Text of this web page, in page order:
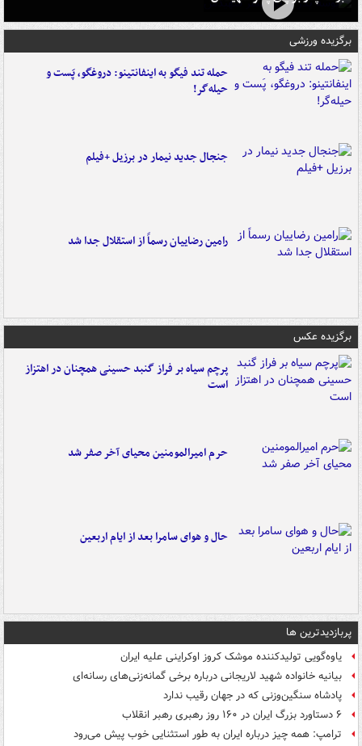
برگزیده ورزشی
حمله تند فیگو به اینفانتینو: دروغگو، پَست‌ و
حیله‌گر!
جنجال جدید نیمار در برزیل +فیلم
رامین رضاییان رسماً از استقلال جدا شد
برگزیده عکس
پرچم سیاه بر فراز گنبد حسینی همچنان در اهتزاز
است
حرم امیرالمومنین محیای آخر صفر شد
حال و هوای سامرا بعد از ایام اربعین
پربازدیدترین ها
یاوه‌گویی تولیدکننده موشک کروز اوکراینی علیه ایران
بیانیه خانواده شهید لاریجانی درباره برخی گمانه‌زنی‌های رسانه‌ای
پادشاه سنگین‌وزنی که در جهان رقیب ندارد
۶ دستاورد بزرگ ایران در ۱۶۰ روز رهبری رهبر انقلاب
ترامپ: همه چیز درباره ایران به طور استثنایی خوب پیش می‌رود